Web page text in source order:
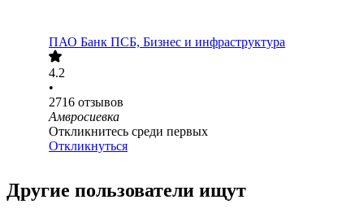
ПАО Банк ПСБ, Бизнес и инфраструктура
4.2
•
2716 отзывов
Амвросиевка
Откликнитесь среди первых
Откликнуться
Другие пользователи ищут